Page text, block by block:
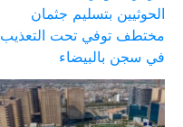
الحوثيين بتسليم جثمان
مختطف توفي تحت التعذيب
في سجن بالبيضاء